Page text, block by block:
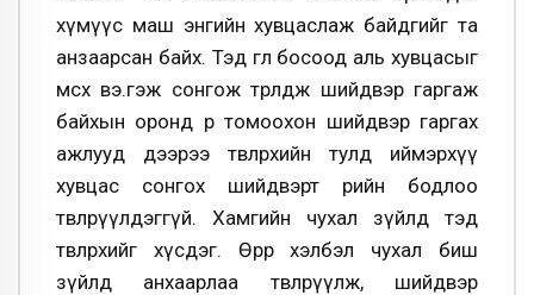
хүмүүс маш энгийн хувцаслаж байдгийг та
анзаарсан байх. Тэд өглөө босоод аль хувцасыг
өмсөх вэ.гэж сонгож төөрөлдөж шийдвэр гаргаж
байхын оронд өөр томоохон шийдвэр гаргах
ажлууд дээрээ төвлөрөхийн тулд иймэрхүү
хувцас сонгох шийдвэрт өөрийн бодлоо
төвлөрүүлдэггүй. Хамгийн чухал зүйлд тэд
төвлөрөхийг хүсдэг. Өөрөөр хэлбэл чухал биш
зүйлд анхаарлаа төвлөрүүлж, шийдвэр